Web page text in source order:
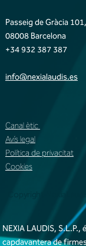
Copyright
Passeig de Gràcia
08008 Barcelona
+34 932 387 387
info@nexialaudis.es
Canal ètic
Avís legal
Política de privacitat
Cookies
NEXIA LAUDIS,
capdavantera de